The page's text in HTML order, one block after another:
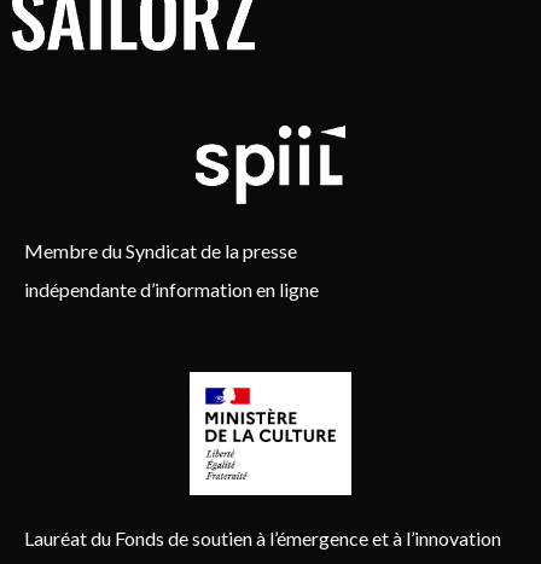
Membre du Syndicat de la presse
indépendante d’information en ligne
Lauréat du Fonds de soutien à l’émergence et à l’innovation